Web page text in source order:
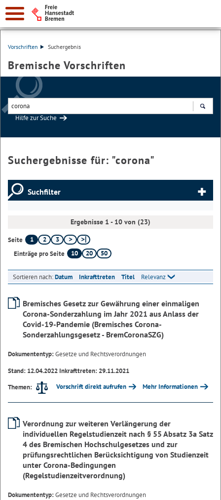
Vorschriften Suchergebnis
Bremische Vorschriften
Hilfe zur Suche
Suchergebnisse für: "corona"
Suchfilter
Ergebnisse 1 - 10 von (23)
Seite 1 2
3
Einträge pro Seite
10 20 50
Sortieren nach:Datum Inkrafttreten Titel Relevanz
Bremisches Gesetz zur Gewährung einer einmaligen
Corona-Sonderzahlung im Jahr 2021 aus Anlass der
Covid-19-Pandemie (Bremisches Corona-
Sonderzahlungsgesetz - BremCoronaSZG)
Dokumententyp:Gesetze und Rechtsverordnungen
Stand: 12.04.2022 Inkrafttreten: 29.11.2021
Themen:
Vorschrift direkt aufrufen Mehr Informationen
Verordnung zur weiteren Verlängerung der
individuellen Regelstudienzeit nach § 55 Absatz 3a Satz
4 des Bremischen Hochschulgesetzes und zur
prüfungsrechtlichen Berücksichtigung von Studienzeit
unter Corona-Bedingungen
(Regelstudienzeitverordnung)
Dokumententyp:Gesetze und Rechtsverordnungen